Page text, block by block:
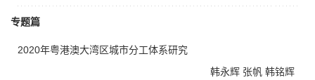
专题篇
韩永辉 张帆 韩铭辉
2020年粤港澳大湾区城市分工体系研究